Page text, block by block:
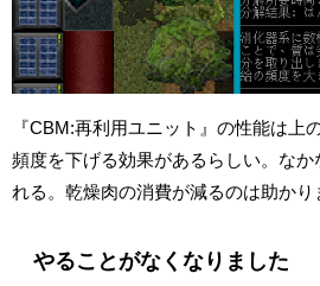
『CBM:再利用ユニット』の性能は上
頻度を下げる効果があるらしい。な
れる。乾燥肉の消費が減るのは助かり
やることがなくなりました